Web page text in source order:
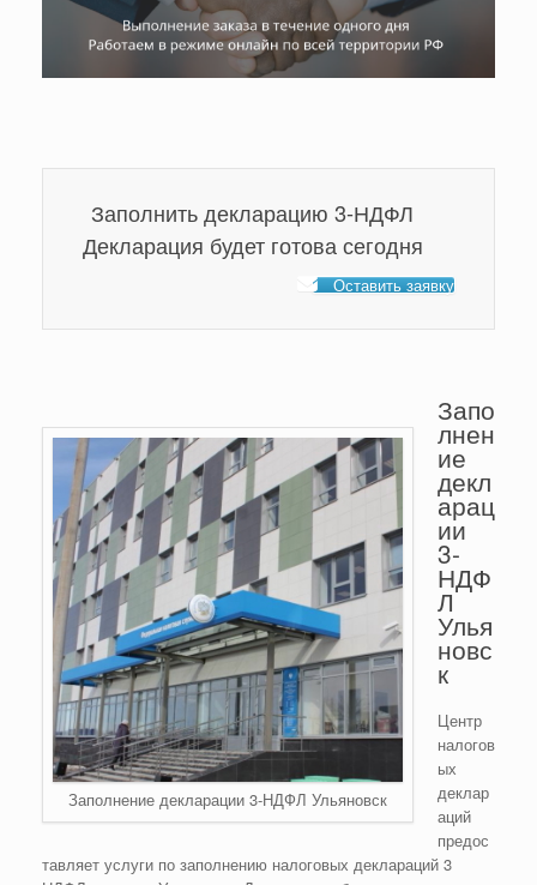
Заполнить декларацию 3-НДФЛ
Декларация будет готова сегодня
Оставить заявку
Заполнение декларации 3-НДФЛ Ульяновск
Запо
лнен
ие
декл
арац
ии
3-
НДФ
Л
Улья
новс
к
Центр
налогов
ых
деклар
аций
предос
тавляет услуги по заполнению налоговых деклараций 3